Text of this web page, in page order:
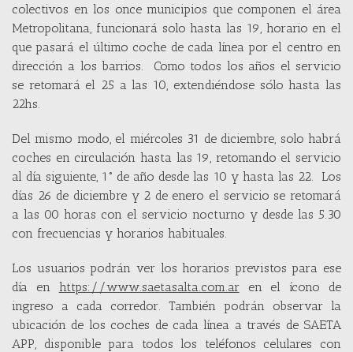
colectivos en los once municipios que componen el área
Metropolitana, funcionará solo hasta las 19, horario en el
que pasará el último coche de cada línea por el centro en
dirección a los barrios. Como todos los años el servicio
se retomará el 25 a las 10, extendiéndose sólo hasta las
22hs.
Del mismo modo, el miércoles 31 de diciembre, solo habrá
coches en circulación hasta las 19, retomando el servicio
al día siguiente, 1° de año desde las 10 y hasta las 22. Los
días 26 de diciembre y 2 de enero el servicio se retomará
a las 00 horas con el servicio nocturno y desde las 5.30
con frecuencias y horarios habituales.
Los usuarios podrán ver los horarios previstos para ese
día en https://www.saetasalta.com.aren el ícono de
ingreso a cada corredor. También podrán observar la
ubicación de los coches de cada línea a través de SAETA
APP, disponible para todos los teléfonos celulares con